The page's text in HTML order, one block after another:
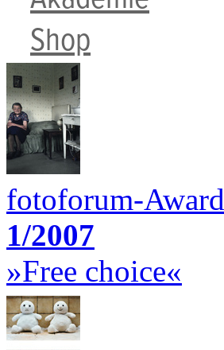
Shop
fotoforum-Award
1/2007
»Free choice«